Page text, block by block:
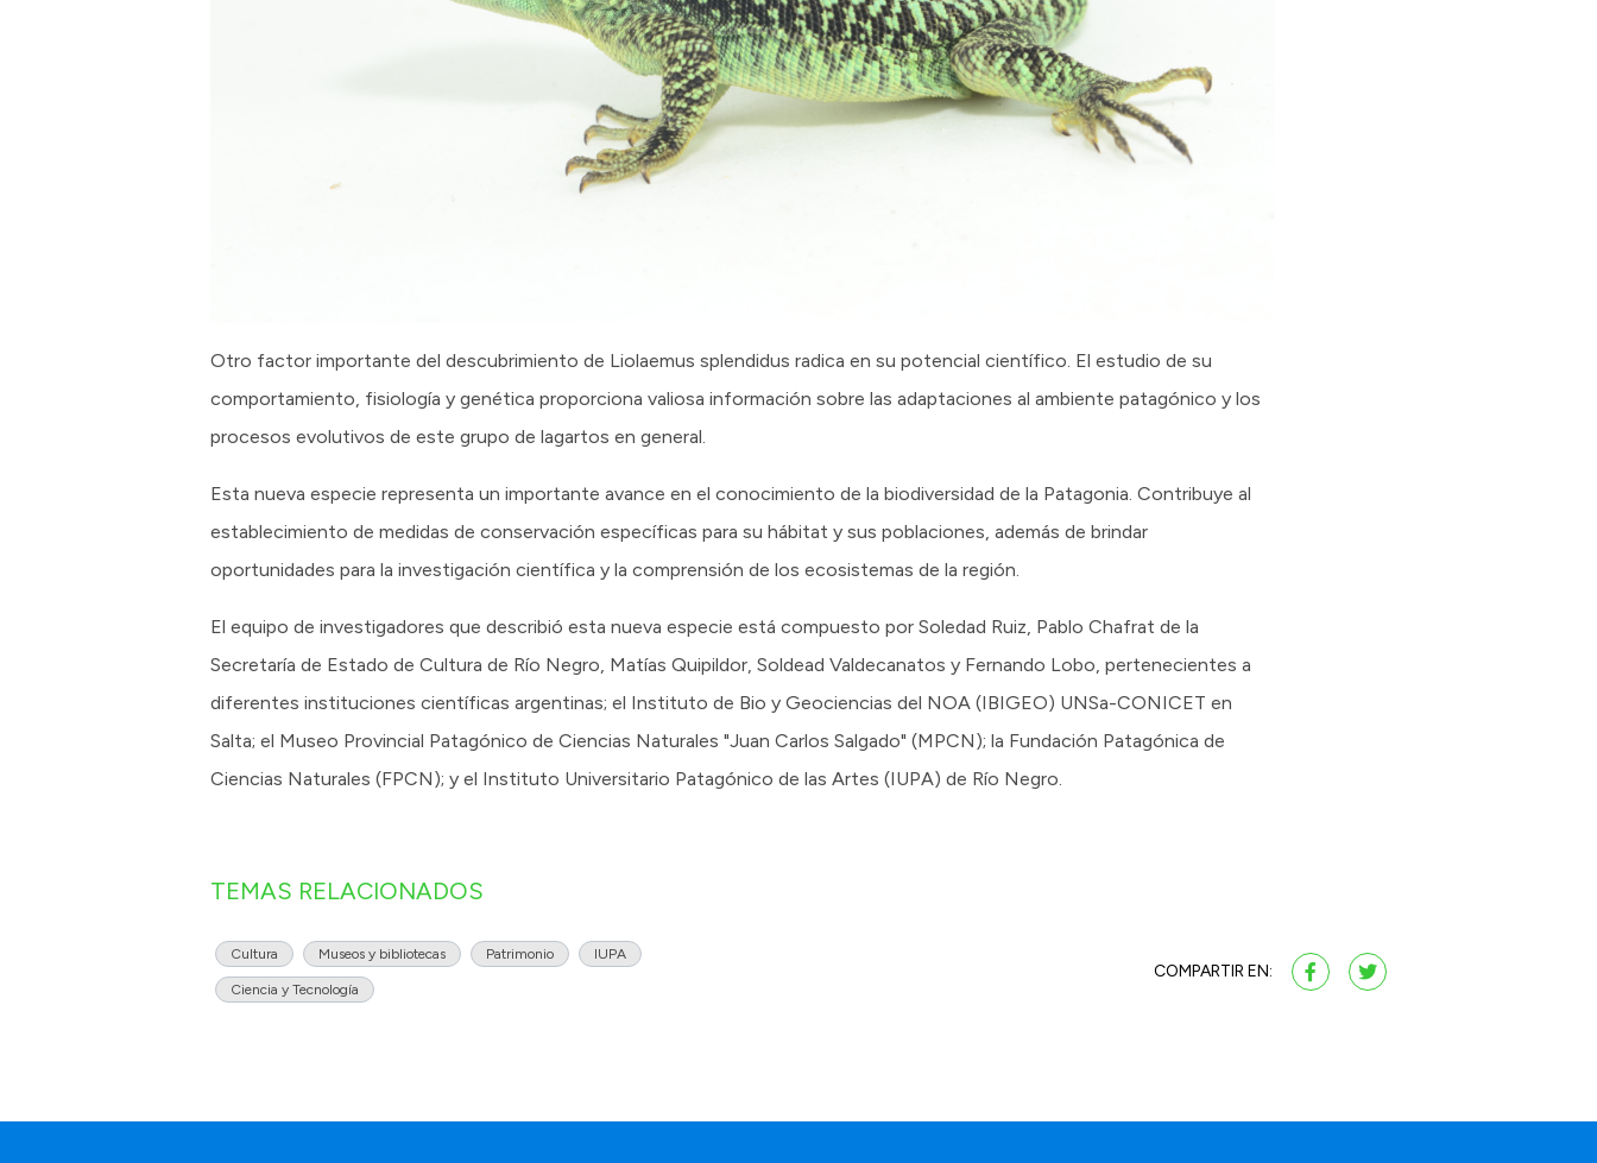
Otro factor importante del descubrimiento de Liolaemus splendidus radica en su potencial científico. El estudio de su
comportamiento, fisiología y genética proporciona valiosa información sobre las adaptaciones al ambiente patagónico y los
procesos evolutivos de este grupo de lagartos en general.
Esta nueva especie representa un importante avance en el conocimiento de la biodiversidad de la Patagonia. Contribuye al
establecimiento de medidas de conservación específicas para su hábitat y sus poblaciones, además de brindar
oportunidades para la investigación científica y la comprensión de los ecosistemas de la región.
El equipo de investigadores que describió esta nueva especie está compuesto por Soledad Ruiz, Pablo Chafrat de la
Secretaría de Estado de Cultura de Río Negro, Matías Quipildor, Soldead Valdecanatos y Fernando Lobo, pertenecientes a
diferentes instituciones científicas argentinas; el Instituto de Bio y Geociencias del NOA (IBIGEO) UNSa-CONICET en
Salta; el Museo Provincial Patagónico de Ciencias Naturales "Juan Carlos Salgado" (MPCN); la Fundación Patagónica de
Ciencias Naturales (FPCN); y el Instituto Universitario Patagónico de las Artes (IUPA) de Río Negro.
TEMAS RELACIONADOS
Cultura Museos y bibliotecas Patrimonio IUPA
Ciencia y Tecnología
COMPARTIR EN: